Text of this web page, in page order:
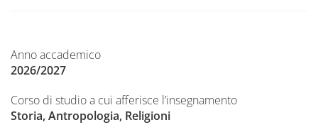
Anno accademico
2026/2027
Corso di studio a cui afferisce l’insegnamento
Storia, Antropologia, Religioni